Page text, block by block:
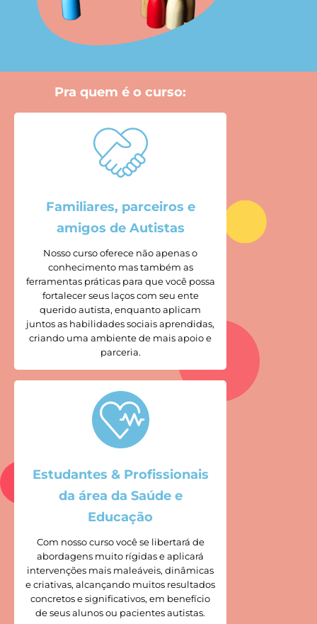
Pra quem é o curso:
Familiares, parceiros e
amigos de Autistas
Nosso curso oferece não apenas o
conhecimento mas também as
ferramentas práticas para que você possa
fortalecer seus laços com seu ente
querido autista, enquanto aplicam
juntos as habilidades sociais aprendidas,
criando uma ambiente de mais apoio e
parceria.
Estudantes & Profissionais
da área da Saúde e
Educação
Com nosso curso você se libertará de
abordagens muito rígidas e aplicará
intervenções mais maleáveis, dinâmicas
e criativas, alcançando muitos resultados
concretos e significativos, em benefício
de seus alunos ou pacientes autistas.